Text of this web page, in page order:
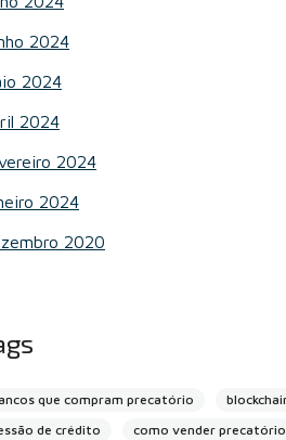
2024
2024
2024
2024
2024
2020
que compram precatório
de crédito
como vender precatório